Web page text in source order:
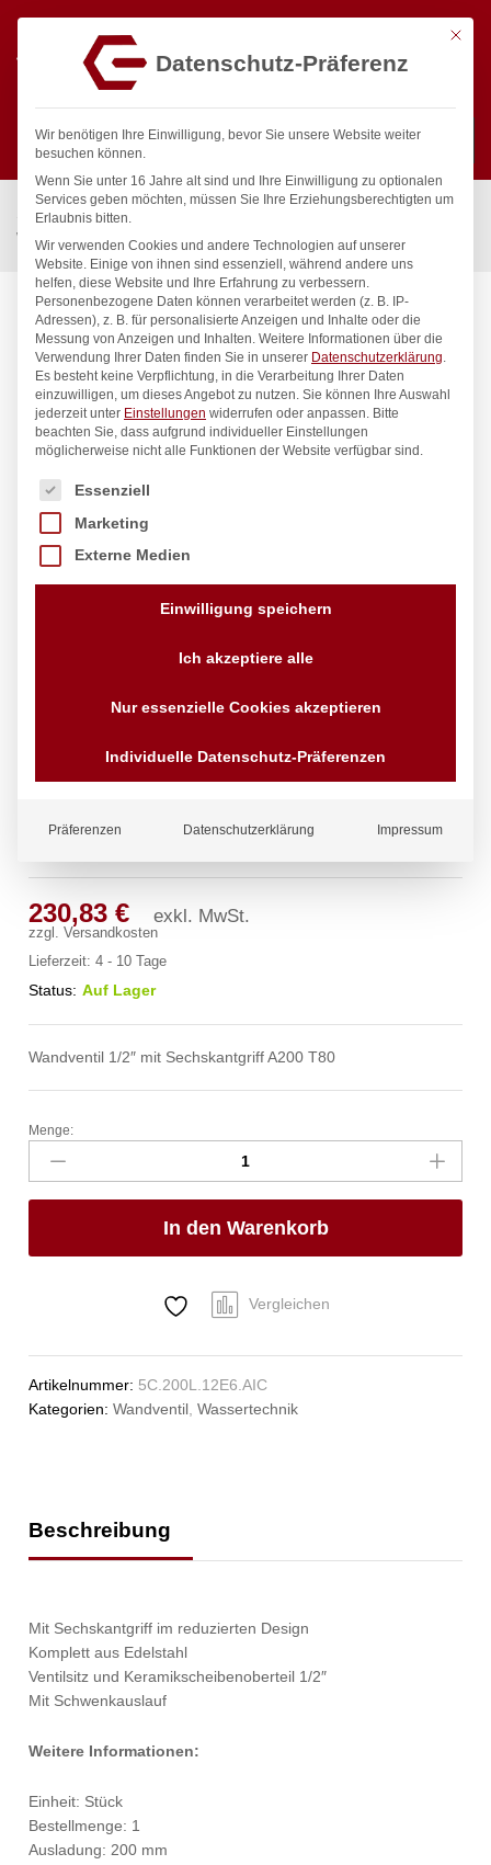
Suchen
Start / Gastronomiebedarf & Gastro Geräte für Profis
Wassertechnik
Wandventil clarix Wandventil 1/2″
clarix Wandventil 1/2″
230,83€ exkl. MwSt.
zzgl.Versandkosten
Lieferzeit:4 - 10 Tage
Status: Auf Lager
Wandventil 1/2″ mit Sechskantgriff A200 T80
clarix
Wandventil
1/2"
Anzahl
Menge:
In den Warenkorb
Vergleichen
Artikelnummer: 5C.200L.12E6.AIC
Kategorien:Wandventil,Wassertechnik
Beschreibung
Mit Sechskantgriff im reduzierten Design
Komplett aus Edelstahl
Ventilsitz und Keramikscheibenoberteil 1/2″
Mit Schwenkauslauf
Weitere Informationen:
Einheit: Stück
Bestellmenge: 1
Ausladung: 200 mm
Mit
Datenschutz-Präferenz
Wir benötigen Ihre Einwilligung, bevor Sie unsere Website weiter
besuchen können.
Wenn Sie unter 16 Jahre alt sind und Ihre Einwilligung zu optionalen
Services geben möchten, müssen Sie Ihre Erziehungsberechtigten um
Erlaubnis bitten.
Wir verwenden Cookies und andere Technologien auf unserer
Website. Einige von ihnen sind essenziell, während andere uns
helfen, diese Website und Ihre Erfahrung zu verbessern.
Personenbezogene Daten können verarbeitet werden (z. B. IP-
Adressen), z. B. für personalisierte Anzeigen und Inhalte oder die
Messung von Anzeigen und Inhalten. Weitere Informationen über die
Verwendung Ihrer Daten finden Sie in unserer Datenschutzerklärung.
Es besteht keine Verpflichtung, in die Verarbeitung Ihrer Daten
einzuwilligen, um dieses Angebot zu nutzen. Sie können Ihre Auswahl
jederzeit unter Einstellungen widerrufen oder anpassen. Bitte
beachten Sie, dass aufgrund individueller Einstellungen
möglicherweise nicht alle Funktionen der Website verfügbar sind.
Es folgt eine Liste der Service-Gruppen, für die eine
Essenziell
Marketing
Externe Medien
Einwilligung speichern
Ich akzeptiere alle
Nur essenzielle Cookies akzeptieren
Individuelle Datenschutz-Präferenzen
Präferenzen Datenschutzerklärung Impressum